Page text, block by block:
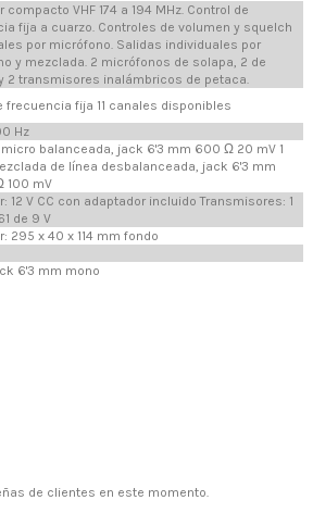
compacto VHF 174 a 194 MHz. Control de
fija a cuarzo. Controles de volumen y squelch
por micrófono. Salidas individuales por
y mezclada. 2 micrófonos de solapa, 2 de
2 transmisores inalámbricos de petaca.
frecuencia fija 11 canales disponibles
Hz
micro balanceada, jack 6'3 mm 600 Ω 20 mV 1
de línea desbalanceada, jack 6'3 mm
100 mV
12 V CC con adaptador incluido Transmisores: 1
de 9 V
295 x 40 x 114 mm fondo
6'3 mm mono
de clientes en este momento.